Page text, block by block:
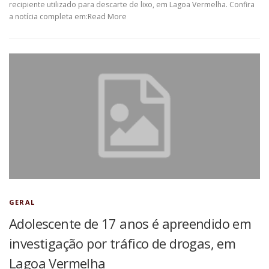
recipiente utilizado para descarte de lixo, em Lagoa Vermelha. Confira
a notícia completa em:Read More
GERAL
Adolescente de 17 anos é apreendido em
investigação por tráfico de drogas, em
Lagoa Vermelha